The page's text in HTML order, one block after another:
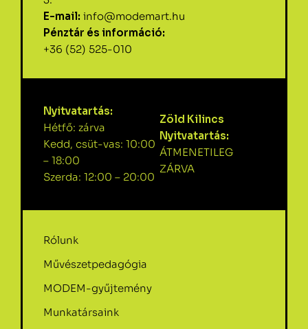
E-mail: info@modemart.hu
Pénztár és információ:
+36 (52) 525-010
Nyitvatartás:
Hétfő: zárva
Kedd, csüt-vas: 10:00
– 18:00
Szerda: 12:00 – 20:00
Zöld Kilincs
Nyitvatartás:
ÁTMENETILEG
ZÁRVA
Rólunk
Művészetpedagógia
MODEM-gyűjtemény
Munkatársaink